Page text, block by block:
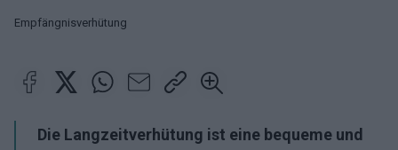
Empfängnisverhütung
Die Langzeitverhütung ist eine bequeme und